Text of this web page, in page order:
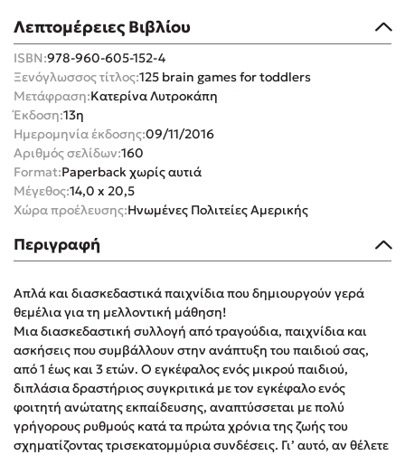
Mel Robbins
Η μέθοδος Αφήστε τους
Δημοφιλείς Συγγραφείς
Φυστίκι ΠουΚυλάει
Παύλος Καστανάς
El Sombrero
Στέφανος Ξενάκης
Sebastian Fitzek
Freida McFadden
Κατρίνα Τσάνταλη
Λεπτομέρειες Βιβλίου
ISBN:978-960-605-152-4
Ξενόγλωσσος τίτλος:125 brain games for toddlers
Μετάφραση:Κατερίνα Λυτροκάπη
Έκδοση:13η
Ημερομηνία έκδοσης:09/11/2016
Αριθμός σελίδων:160
Format:Paperback χωρίς αυτιά
Μέγεθος:14,0 x 20,5
Χώρα προέλευσης:Ηνωμένες Πολιτείες Αμερικής
Περιγραφή
Απλά και διασκεδαστικά παιχνίδια που δημιουργούν γερά
θεμέλια για τη μελλοντική μάθηση!
Μια διασκεδαστική συλλογή από τραγούδια, παιχνίδια και
ασκήσεις που συμβάλλουν στην ανάπτυξη του παιδιού σας,
από 1 έως και 3 ετών. Ο εγκέφαλος ενός μικρού παιδιού,
διπλάσια δραστήριος συγκριτικά με τον εγκέφαλο ενός
φοιτητή ανώτατης εκπαίδευσης, αναπτύσσεται με πολύ
γρήγορους ρυθμούς κατά τα πρώτα χρόνια της ζωής του
σχηματίζοντας τρισεκατομμύρια συνδέσεις. Γι’ αυτό, αν θέλετε